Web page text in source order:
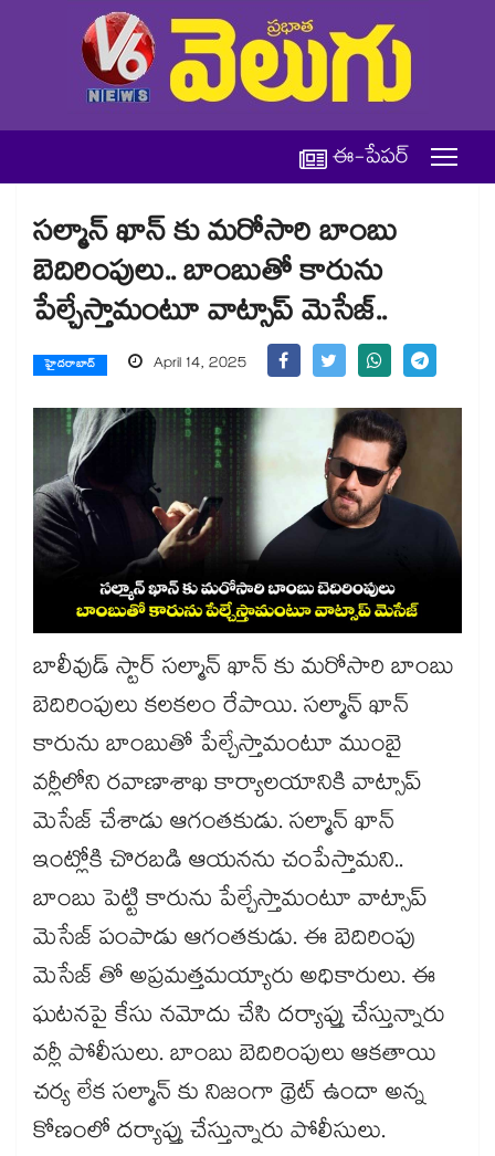
ఈ-పేపర్
సల్మాన్ ఖాన్ కు మరోసారి బాంబు
బెదిరింపులు.. బాంబుతో కారును
పేల్చేస్తామంటూ వాట్సాప్ మెసేజ్..
హైదరాబాద్ April 14, 2025
బాలీవుడ్ స్టార్ సల్మాన్ ఖాన్ కు మరోసారి బాంబు
బెదిరింపులు కలకలం రేపాయి. సల్మాన్ ఖాన్
కారును బాంబుతో పేల్చేస్తామంటూ ముంబై
వర్లీలోని రవాణాశాఖ కార్యాలయానికి వాట్సాప్
మెసేజ్ చేశాడు ఆగంతకుడు. సల్మాన్ ఖాన్
ఇంట్లోకి చొరబడి ఆయనను చంపేస్తామని..
బాంబు పెట్టి కారును పేల్చేస్తామంటూ వాట్సాప్
మెసేజ్ పంపాడు ఆగంతకుడు. ఈ బెదిరింపు
మెసేజ్ తో అప్రమత్తమయ్యారు అధికారులు. ఈ
ఘటనపై కేసు నమోదు చేసి దర్యాప్తు చేస్తున్నారు
వర్లీ పోలీసులు. బాంబు బెదిరింపులు ఆకతాయి
చర్య లేక సల్మాన్ కు నిజంగా థ్రెట్ ఉందా అన్న
కోణంలో దర్యాప్తు చేస్తున్నారు పోలీసులు.